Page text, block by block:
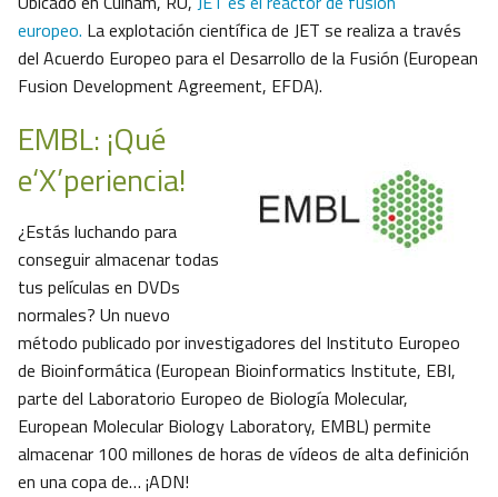
europeo. La explotación científica de JET se realiza a través
del Acuerdo Europeo para el Desarrollo de la Fusión (European
Fusion Development Agreement, EFDA).
EMBL: ¡Qué
e‘X’periencia!
¿Estás luchando para
conseguir almacenar todas
tus películas en DVDs
normales? Un nuevo
método publicado por investigadores del Instituto Europeo
de Bioinformática (European Bioinformatics Institute, EBI,
parte del Laboratorio Europeo de Biología Molecular,
European Molecular Biology Laboratory, EMBL) permite
almacenar 100 millones de horas de vídeos de alta definición
en una copa de… ¡ADN!